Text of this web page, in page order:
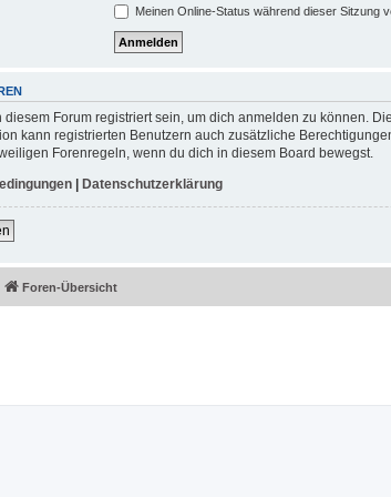
Meinen Online-Status während dieser Sitzung
diesem Forum registriert sein, um dich anmelden zu können.
kann registrierten Benutzern auch zusätzliche
Forenregeln, wenn du dich in diesem Board bewegst.
| Datenschutzerklärung
Foren-Übersicht